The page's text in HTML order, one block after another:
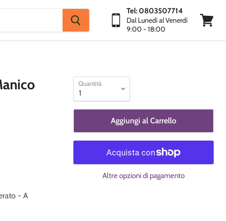
Tel: 0803507714
Dal Lunedì al Venerdì
9:00 - 18:00
- A
Quantità
Aggiungi al Carrello
Altre opzioni di pagamento